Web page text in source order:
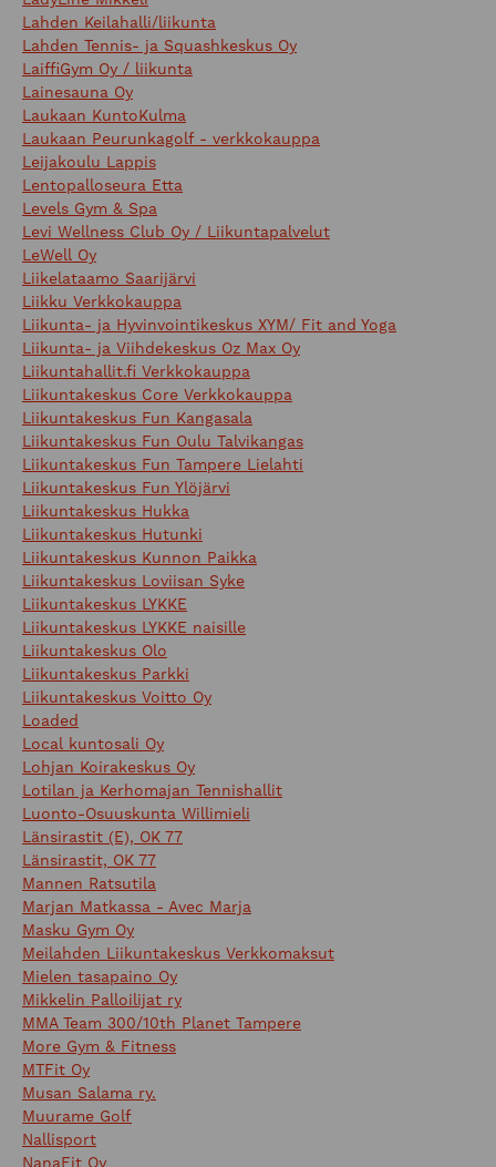
Lahden Keilahalli/liikunta
Lahden Tennis- ja Squashkeskus Oy
LaiffiGym Oy / liikunta
Lainesauna Oy
Laukaan KuntoKulma
Laukaan Peurunkagolf - verkkokauppa
Leijakoulu Lappis
Lentopalloseura Etta
Levels Gym & Spa
Levi Wellness Club Oy / Liikuntapalvelut
LeWell Oy
Liikelataamo Saarijärvi
Liikku Verkkokauppa
Liikunta- ja Hyvinvointikeskus XYM/ Fit and Yoga
Liikunta- ja Viihdekeskus Oz Max Oy
Liikuntahallit.fi Verkkokauppa
Liikuntakeskus Core Verkkokauppa
Liikuntakeskus Fun Kangasala
Liikuntakeskus Fun Oulu Talvikangas
Liikuntakeskus Fun Tampere Lielahti
Liikuntakeskus Fun Ylöjärvi
Liikuntakeskus Hukka
Liikuntakeskus Hutunki
Liikuntakeskus Kunnon Paikka
Liikuntakeskus Loviisan Syke
Liikuntakeskus LYKKE
Liikuntakeskus LYKKE naisille
Liikuntakeskus Olo
Liikuntakeskus Parkki
Liikuntakeskus Voitto Oy
Loaded
Local kuntosali Oy
Lohjan Koirakeskus Oy
Lotilan ja Kerhomajan Tennishallit
Luonto-Osuuskunta Willimieli
Länsirastit (E), OK 77
Länsirastit, OK 77
Mannen Ratsutila
Marjan Matkassa - Avec Marja
Masku Gym Oy
Meilahden Liikuntakeskus Verkkomaksut
Mielen tasapaino Oy
Mikkelin Palloilijat ry
MMA Team 300/10th Planet Tampere
More Gym & Fitness
MTFit Oy
Musan Salama ry.
Muurame Golf
Nallisport
NanaFit Oy